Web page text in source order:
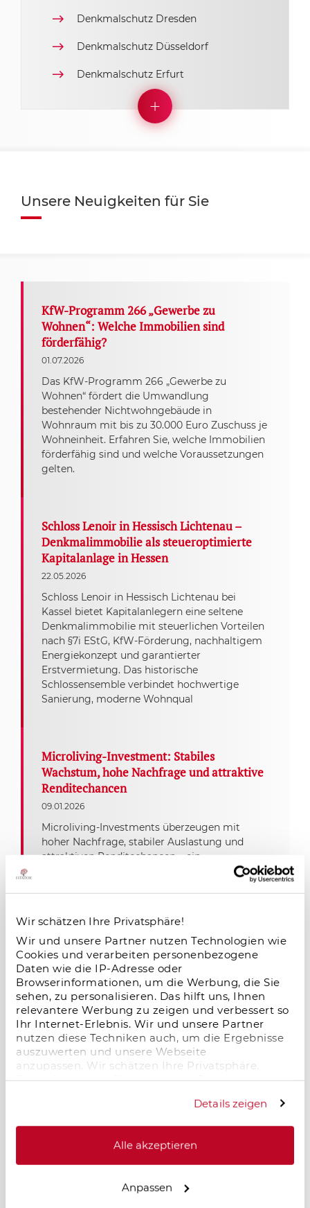
Wir schätzen Ihre Privatsphäre!
Wir und unsere Partner nutzen Technologien wie
Cookies und verarbeiten personenbezogene
Daten wie die IP-Adresse oder
Browserinformationen, um die Werbung, die Sie
sehen, zu personalisieren. Das hilft uns, Ihnen
relevantere Werbung zu zeigen und verbessert so
Ihr Internet-Erlebnis. Wir und unsere Partner
nutzen diese Techniken auch, um die Ergebnisse
auszuwerten und unsere Webseite
anzupassen. Wir schätzen Ihre Privatsphäre.
Daher fragen wir Sie hiermit um Erlaubnis zum
Details zeigen
Alle akzeptieren
Anpassen
Denkmalschutz Dresden
Denkmalschutz Düsseldorf
Denkmalschutz Erfurt
Unsere Neuigkeiten für Sie
KfW-Programm 266 „Gewerbe zu
Wohnen“: Welche Immobilien sind
förderfähig?
01.07.2026
Das KfW-Programm 266 „Gewerbe zu
Wohnen“ fördert die Umwandlung
bestehender Nichtwohngebäude in
Wohnraum mit bis zu 30.000 Euro Zuschuss je
Wohneinheit. Erfahren Sie, welche Immobilien
förderfähig sind und welche Voraussetzungen
gelten.
Schloss Lenoir in Hessisch Lichtenau –
Denkmalimmobilie als steueroptimierte
Kapitalanlage in Hessen
22.05.2026
Schloss Lenoir in Hessisch Lichtenau bei
Kassel bietet Kapitalanlegern eine seltene
Denkmalimmobilie mit steuerlichen Vorteilen
nach §7i EStG, KfW-Förderung, nachhaltigem
Energiekonzept und garantierter
Erstvermietung. Das historische
Schlossensemble verbindet hochwertige
Sanierung, moderne Wohnqual
Microliving-Investment: Stabiles
Wachstum, hohe Nachfrage und attraktive
Renditechancen
09.01.2026
Microliving-Investments überzeugen mit
hoher Nachfrage, stabiler Auslastung und
attraktiven Renditechancen – ein
zukunftsstarkes Segment im deutschen
Salzgitter im Wandel – neue Dynamik
durch Logistik und Industrie
18.11.2025
Salzgitter erlebt einen starken wirtschaftlichen
Aufschwung: Neue Logistik- und
Industrieprojekte, zentrale Lage und moderne
Infrastruktur schaffen Arbeitsplätze und
erhöhen die Wohnraumnachfrage. Für
Immobilieninvestoren entstehen langfristige
Chancen in einem dynamisch wachsenden
für Immobilieninvestoren